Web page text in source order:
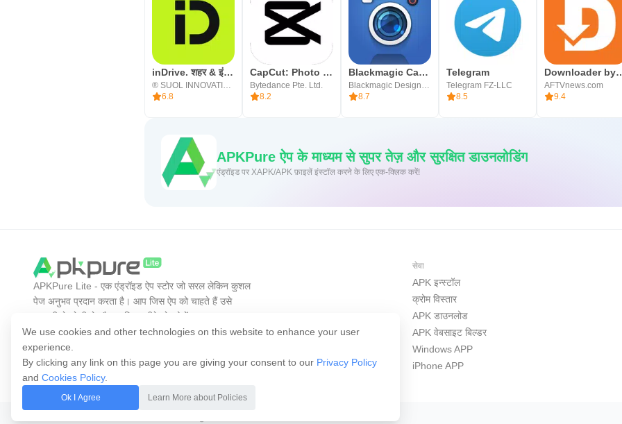
inDrive. शहर & इंटरसिटी राइड
6.8
CapCut: Photo & Video Editor
Bytedance Pte. Ltd.
8.2
Blackmagic Camera
8.7
Telegram
Telegram FZ-LLC
8.5
Downloader
AFTVnews.com
9.4
APKPure ऐप के माध्यम से सुपर तेज़ और सुरक्षित डाउनलोडिंग
एंड्रॉइड पर XAPK/APK फ़ाइलें इंस्टॉल करने के लिए एक-क्लिक करें!
We use cookies and other technologies on this website to enhance your user
experience.
By clicking any link on this page you are giving your consent to our Privacy Policy
and Cookies Policy.
Ok I Agree Learn More about Policies
APKPure Lite - एक एंड्रॉइड ऐप स्टोर जो सरल लेकिन कुशल
पेज अनुभव प्रदान करता है। आप जिस ऐप को चाहते हैं उसे
आसानी से, तेजी से और सुरक्षित तरीके से खोजें।
सेवा
APK इन्स्टॉल
क्रोम विस्तार
APK डाउनलोड
APK वेबसाइट बिल्डर
Windows APP
iPhone APP